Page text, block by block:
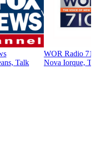
Talk
WOR Radio
Nova Iorque,